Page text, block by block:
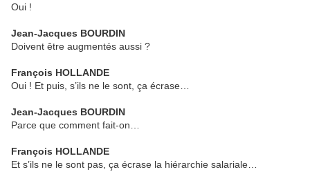
Oui !
Jean-Jacques BOURDIN
Doivent être augmentés aussi ?
François HOLLANDE
Oui ! Et puis, s’ils ne le sont, ça écrase…
Jean-Jacques BOURDIN
Parce que comment fait-on…
François HOLLANDE
Et s’ils ne le sont pas, ça écrase la hiérarchie salariale…